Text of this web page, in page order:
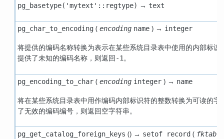
pg_basetype('mytext'::regtype) → text
pg_char_to_encoding( encoding name) → integer
将提供的编码名称转换为表示在某些系统目录表中使用的内部标识
提供了未知的编码名称，则返回-1。
pg_encoding_to_char( encoding integer) → name
将在某些系统目录表中用作编码内部标识符的整数转换为可读的字
了无效的编码编号，则返回空字符串。
pg_get_catalog_foreign_keys () → setof record( fktable